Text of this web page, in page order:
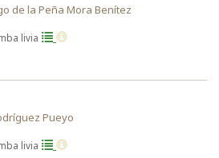
de la Peña Mora Benítez
livia
Pueyo
livia